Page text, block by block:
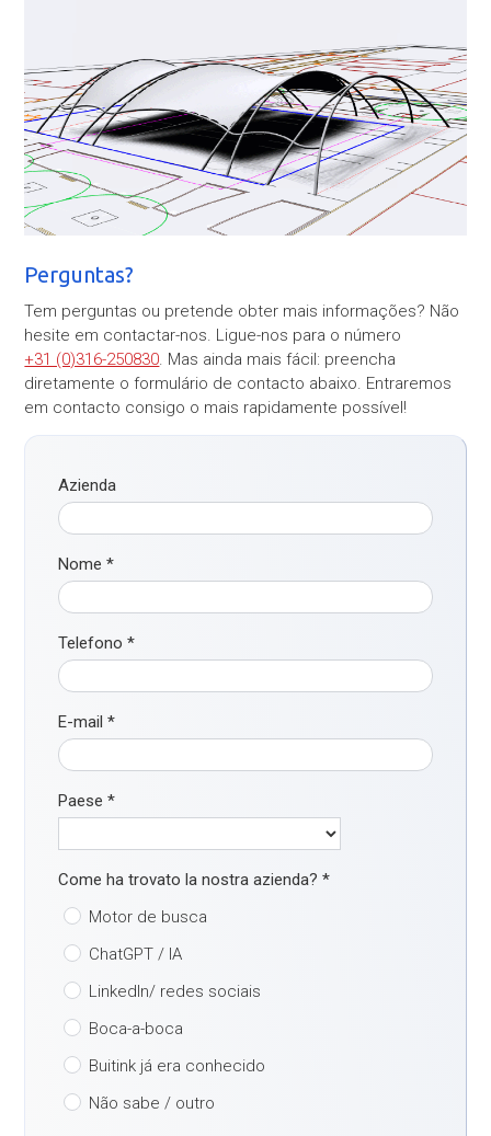
Perguntas?
Tem perguntas ou pretende obter mais informações? Não
hesite em contactar-nos. Ligue-nos para o número
+31 (0)316-250830. Mas ainda mais fácil: preencha
diretamente o formulário de contacto abaixo. Entraremos
em contacto consigo o mais rapidamente possível!
Azienda
Nome*
Telefono*
E-mail*
Paese*
Come ha trovato la nostra azienda?*
Motor de busca
ChatGPT / IA
LinkedIn/ redes sociais
Boca-a-boca
Buitink já era conhecido
Não sabe / outro